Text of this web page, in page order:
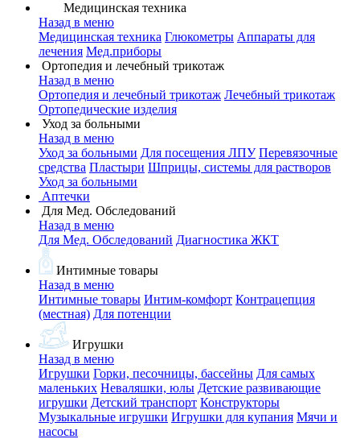
Медицинская техника
Назад в меню
Медицинская техника Глюкометры Аппараты для
лечения Мед.приборы
Ортопедия и лечебный трикотаж
Назад в меню
Ортопедия и лечебный трикотаж Лечебный трикотаж
Ортопедические изделия
Уход за больными
Назад в меню
Уход за больными Для посещения ЛПУ Перевязочные
средства Пластыри Шприцы, системы для растворов
Уход за больными
Аптечки
Для Мед. Обследований
Назад в меню
Для Мед. Обследований Диагностика ЖКТ
Интимные товары
Назад в меню
Интимные товары Интим-комфорт Контрацепция
(местная) Для потенции
Игрушки
Назад в меню
Игрушки Горки, песочницы, бассейны Для самых
маленьких Неваляшки, юлы Детские развивающие
игрушки Детский транспорт Конструкторы
Музыкальные игрушки Игрушки для купания Мячи и
насосы